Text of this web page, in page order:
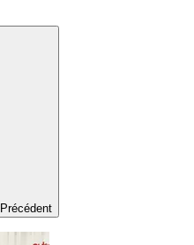
Précédent